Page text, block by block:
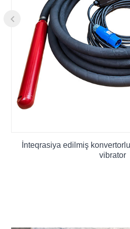
İnteqrasiya edilmiş
vibrator